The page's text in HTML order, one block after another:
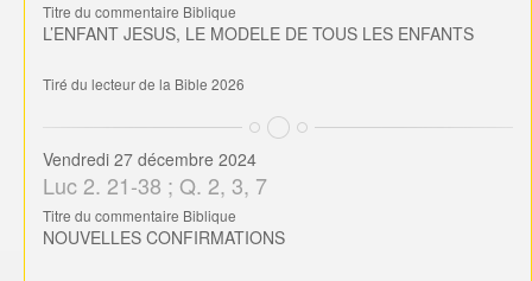
Titre du commentaire Biblique
L’ENFANT JESUS, LE MODELE DE TOUS LES ENFANTS
Tiré du lecteur de la Bible 2026
Vendredi 27 décembre 2024
Luc 2. 21-38 ; Q. 2, 3, 7
Titre du commentaire Biblique
NOUVELLES CONFIRMATIONS